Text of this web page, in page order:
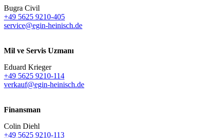
Bugra Civil
+49 5625 9210-405
service@egin-heinisch.de
Mil ve Servis Uzmanı
Eduard Krieger
+49 5625 9210-114
verkauf@egin-heinisch.de
Finansman
Colin Diehl
+49 5625 9210-113